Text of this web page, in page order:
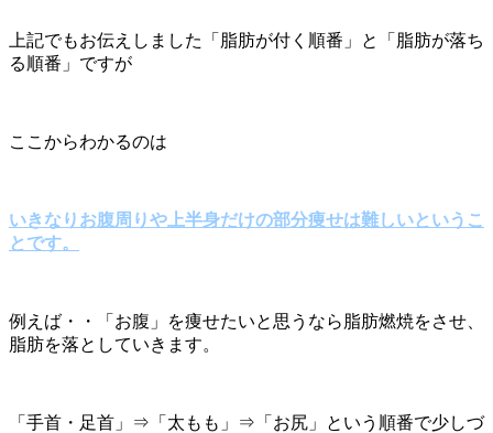
上記でもお伝えしました「脂肪が付く順番」と「脂肪が落ち
る順番」ですが
ここからわかるのは
いきなりお腹周りや上半身だけの部分痩せは難しいというこ
とです。
例えば・・「お腹」を痩せたいと思うなら脂肪燃焼をさせ、
脂肪を落としていきます。
「手首・足首」⇒「太もも」⇒「お尻」という順番で少しづ